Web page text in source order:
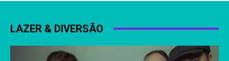
LAZER & DIVERSÃO